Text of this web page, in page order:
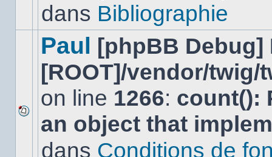
dansdans Bibliographie
Aucun
nouveau
message
non-
Paul [phpBB Debug]
[ROOT]/vendor/
on line 1266: count():
an object that
dans Conditions de